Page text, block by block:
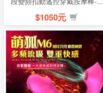
$1050元